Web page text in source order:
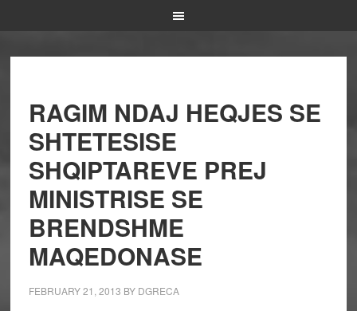
RAGIM NDAJ HEQJES SE
SHTETESISE
SHQIPTAREVE PREJ
MINISTRISE SE
BRENDSHME
MAQEDONASE
FEBRUARY 21, 2013 BY DGRECA